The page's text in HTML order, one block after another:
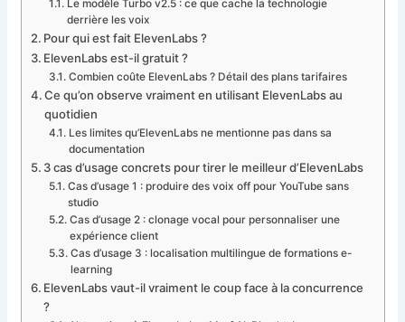
Le modèle Turbo v2.5 : ce que cache la technologie
derrière les voix
Pour qui est fait ElevenLabs ?
ElevenLabs est-il gratuit ?
Combien coûte ElevenLabs ? Détail des plans tarifaires
Ce qu’on observe vraiment en utilisant ElevenLabs au
quotidien
Les limites qu’ElevenLabs ne mentionne pas dans sa
documentation
3 cas d’usage concrets pour tirer le meilleur d’ElevenLabs
Cas d’usage 1 : produire des voix off pour YouTube sans
studio
Cas d’usage 2 : clonage vocal pour personnaliser une
expérience client
Cas d’usage 3 : localisation multilingue de formations e-
learning
ElevenLabs vaut-il vraiment le coup face à la concurrence
?